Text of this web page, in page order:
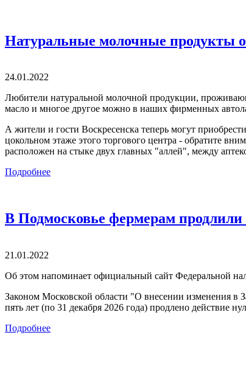
Натуральные молочные
24.01.2022
Любители натуральной молочной продукции,
масло и многое другое можно в наших фирменных
А жители и гости Воскресенска теперь могут
цокольном этаже этого торгового центра - обратите
расположен на стыке двух главных "аллей", между
Подробнее
В Подмосковье фермерам
21.01.2022
Об этом напоминает официальный сайт Федеральной
Законом Московской области "О внесении изменения в
пять лет (по 31 декабря 2026 года) продлено действие
Подробнее